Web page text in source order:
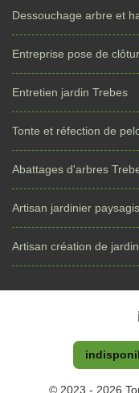
Dessouchage arbre et
Entreprise pose de
Entretien jardin Trebes
Tonte et réfection de
Abattages d'arbres
Artisan jardinier
Artisan création de
© 2023 - 2026